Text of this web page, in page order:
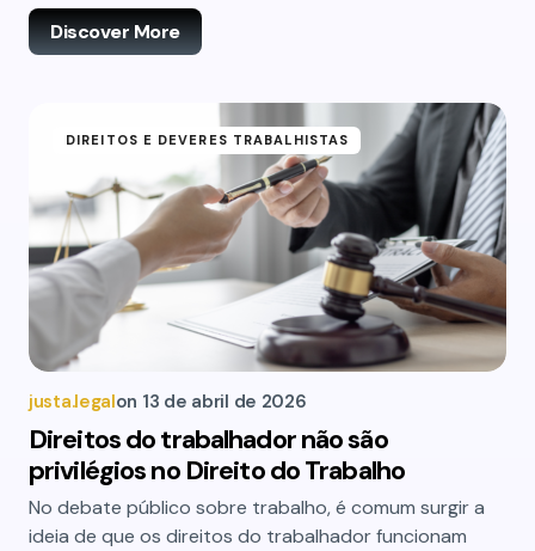
Discover More
DIREITOS E DEVERES TRABALHISTAS
justa.legalon 13 de abril de 2026
Direitos do trabalhador não são
privilégios no Direito do Trabalho
No debate público sobre trabalho, é comum surgir a
ideia de que os direitos do trabalhador funcionam